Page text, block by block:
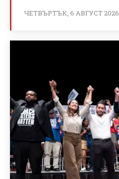
ЧЕТВЪРТЪК, 6 АВГУСТ 2026